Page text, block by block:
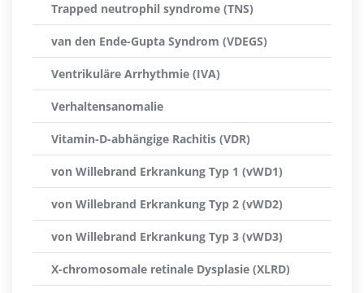
Trapped neutrophil syndrome (TNS)
van den Ende-Gupta Syndrom (VDEGS)
Ventrikuläre Arrhythmie (IVA)
Verhaltensanomalie
Vitamin-D-abhängige Rachitis (VDR)
von Willebrand Erkrankung Typ 1 (vWD1)
von Willebrand Erkrankung Typ 2 (vWD2)
von Willebrand Erkrankung Typ 3 (vWD3)
X-chromosomale retinale Dysplasie (XLRD)